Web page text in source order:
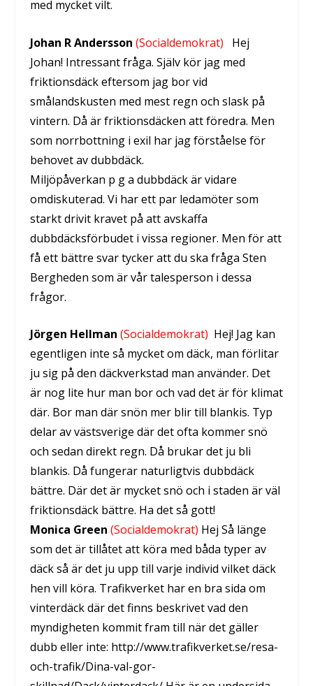
med mycket vilt.
Johan R Andersson (Socialdemokrat)
Hej
Johan! Intressant fråga. Själv kör jag med
friktionsdäck eftersom jag bor vid
smålandskusten med mest regn och slask på
vintern. Då är friktionsdäcken att föredra. Men
som norrbottning i exil har jag förståelse för
behovet av dubbdäck.
Miljöpåverkan p g a dubbdäck är vidare
omdiskuterad. Vi har ett par ledamöter som
starkt drivit kravet på att avskaffa
dubbdäcksförbudet i vissa regioner. Men för att
få ett bättre svar tycker att du ska fråga Sten
Bergheden som är vår talesperson i dessa
frågor.
Jörgen Hellman (Socialdemokrat) Hej! Jag kan
egentligen inte så mycket om däck, man förlitar
ju sig på den däckverkstad man använder. Det
är nog lite hur man bor och vad det är för klimat
där. Bor man där snön mer blir till blankis. Typ
delar av västsverige där det ofta kommer snö
och sedan direkt regn. Då brukar det ju bli
blankis. Då fungerar naturligtvis dubbdäck
bättre. Där det är mycket snö och i staden är väl
friktionsdäck bättre. Ha det så gott!
Monica Green (Socialdemokrat) Hej Så länge
som det är tillåtet att köra med båda typer av
däck så är det ju upp till varje individ vilket däck
hen vill köra. Trafikverket har en bra sida om
vinterdäck där det finns beskrivet vad den
myndigheten kommit fram till när det gäller
dubb eller inte: http://www.trafikverket.se/resa-
och-trafik/Dina-val-gor-